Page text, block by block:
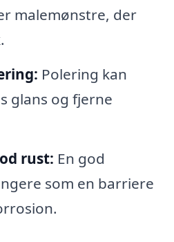
malemønstre, der
Polering kan
glans og fjerne
rust: En god
som en barriere